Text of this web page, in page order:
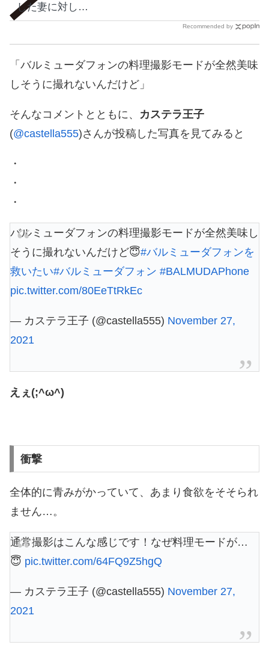
した妻に対し…
Recommended by
「バルミューダフォンの料理撮影モードが全然美味
しそうに撮れないんだけど」
そんなコメントとともに、 カステラ王子
(@castella555)さんが投稿した写真を見てみると
・
・
・
バルミューダフォンの料理撮影モードが全然美味し
そうに撮れないんだけど😇#バルミューダフォンを
救いたい#バルミューダフォン #BALMUDAPhone
pic.twitter.com/80EeTtRkEc
— カステラ王子 (@castella555) November 27,
2021
えぇ(;^ω^)
衝撃
全体的に青みがかっていて、あまり食欲をそそられ
ません…。
通常撮影はこんな感じです！なぜ料理モードが…
😇 pic.twitter.com/64FQ9Z5hgQ
— カステラ王子 (@castella555) November 27,
2021